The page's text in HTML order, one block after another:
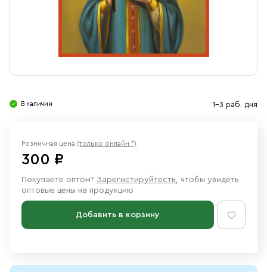
Ювелирные изделия
В наличии 1-3 раб. дня
Розничная цена (только онлайн *)
300 ₽
Покупаете оптом? Зарегистируйтесть, чтобы увидеть
оптовые цены на продукцию
Добавить в корзину